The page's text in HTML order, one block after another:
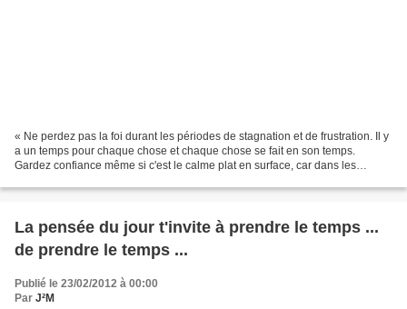
« Ne perdez pas la foi durant les périodes de stagnation et de frustration. Il y
a un temps pour chaque chose et chaque chose se fait en son temps.
Gardez confiance même si c'est le calme plat en surface, car dans les
La pensée du jour t'invite à prendre le temps ...
de prendre le temps ...
Publié le 23/02/2012 à 00:00
Par J²M